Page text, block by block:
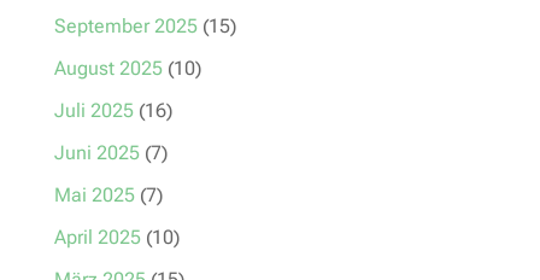
September 2025(15)
August 2025(10)
Juli 2025(16)
Juni 2025(7)
Mai 2025(7)
April 2025(10)